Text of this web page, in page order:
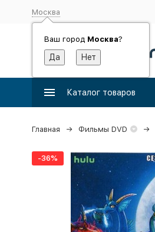
Москва
Ваш город Москва?
Каталог товаров
Главная Фильмы DVD
-36%